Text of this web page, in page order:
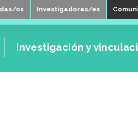
os Investigadoras/es
Investigación y